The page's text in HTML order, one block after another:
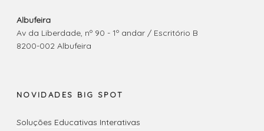
Albufeira
Av da Liberdade, nº 90 - 1º andar / Escritório B
8200-002 Albufeira
NOVIDADES BIG SPOT
Soluções Educativas Interativas